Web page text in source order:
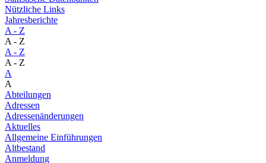
Nützliche Links
Jahresberichte
A - Z
A - Z
A - Z
A - Z
A
A
Abteilungen
Adressen
Adressenänderungen
Aktuelles
Allgemeine Einführungen
Altbestand
Anmeldung